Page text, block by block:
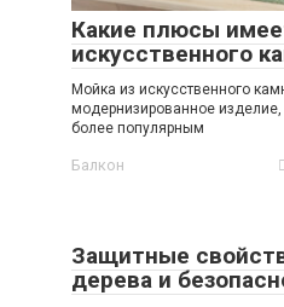
Какие плюсы
искусственного
Мойка из искусственного
модернизированное изделие,
более популярным
Балкон
Защитные
дерева и